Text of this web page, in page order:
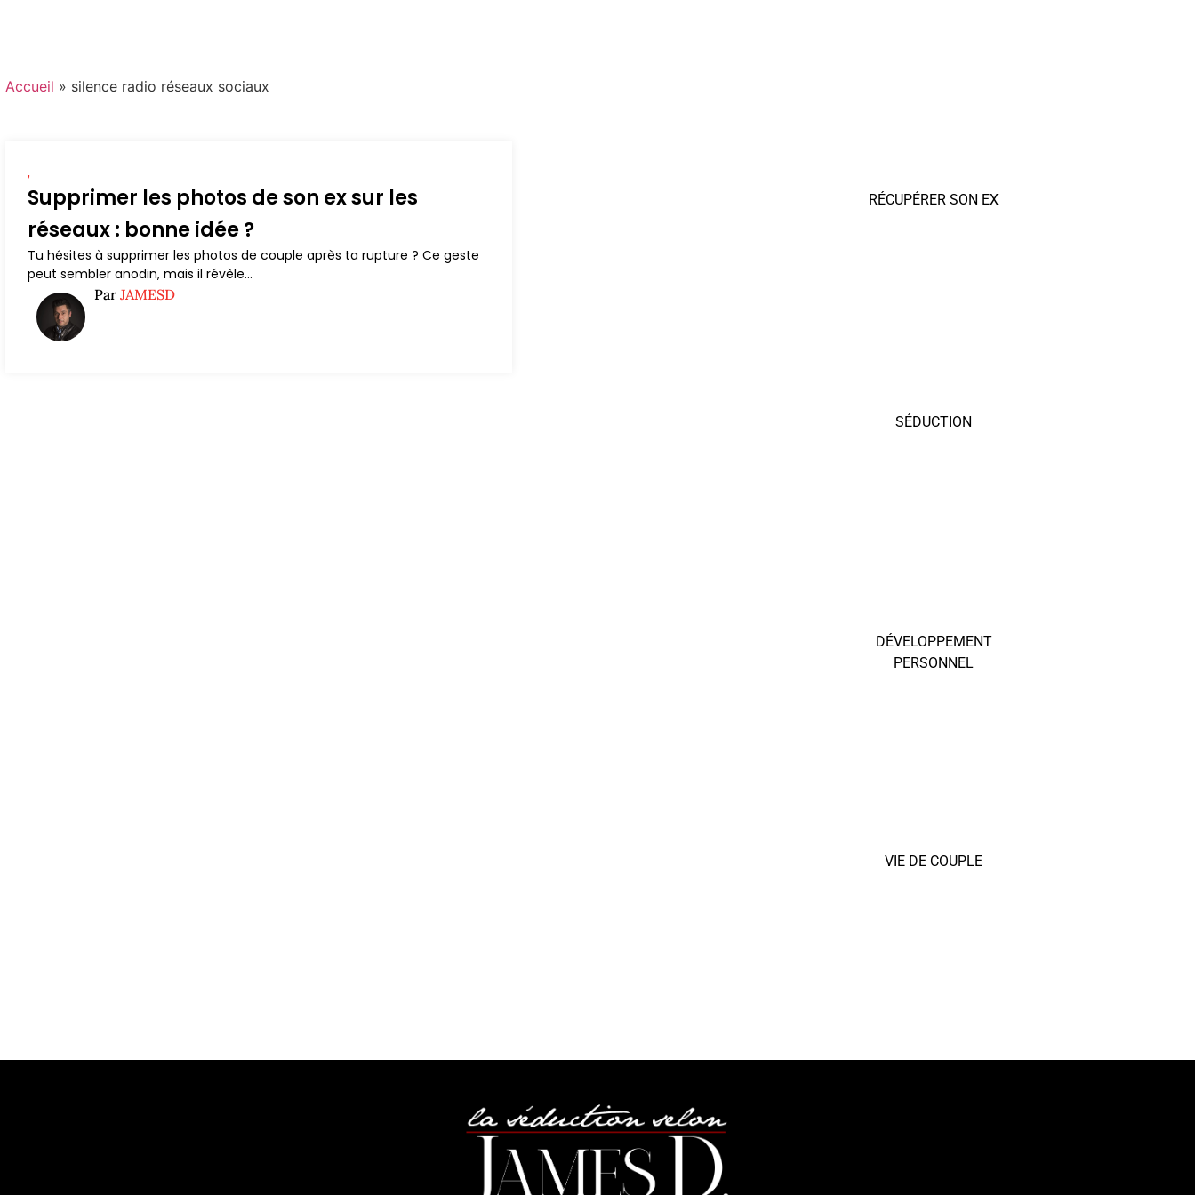
Accueil » silence radio réseaux sociaux
,
Supprimer les photos de son ex sur les
réseaux : bonne idée ?
Tu hésites à supprimer les photos de couple après ta rupture ? Ce geste
peut sembler anodin, mais il révèle...
ParJAMESD
RÉCUPÉRER SON EX
SÉDUCTION
DÉVELOPPEMENT
PERSONNEL
VIE DE COUPLE